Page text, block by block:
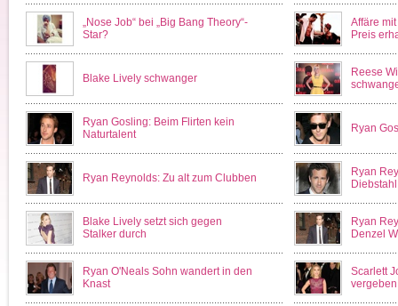
„Nose Job“ bei „Big Bang Theory“-
Star?
Affäre
Preis
Blake Lively schwanger
Reese
Ryan Gosling: Beim Flirten kein
Naturtalent
Ryan
Ryan Reynolds: Zu alt zum Clubben
Ryan
Blake Lively setzt sich gegen
Stalker durch
Ryan
Denzel
Ryan O'Neals Sohn wandert in den
Knast
Scarlett
vergeben